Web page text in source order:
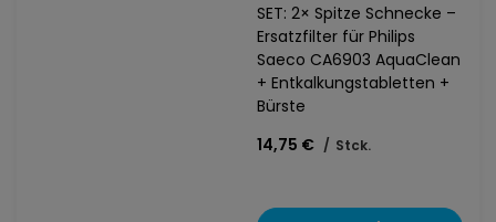
SET: 2× Spitze Schnecke –
Ersatzfilter für Philips
Saeco CA6903 AquaClean
+ Entkalkungstabletten +
Bürste
14,75 € / Stck.